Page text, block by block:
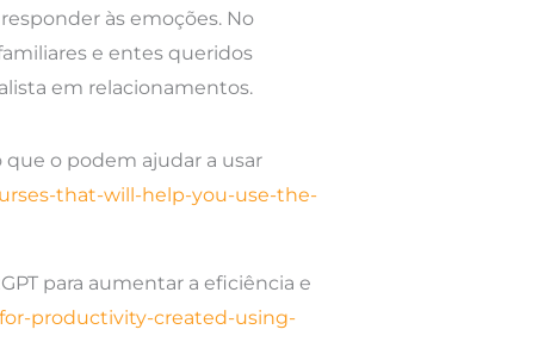
às emoções. No
e entes queridos
em relacionamentos.
o podem ajudar a usar
that-will-help-you-use-the-
para aumentar a eficiência e
productivity-created-using-